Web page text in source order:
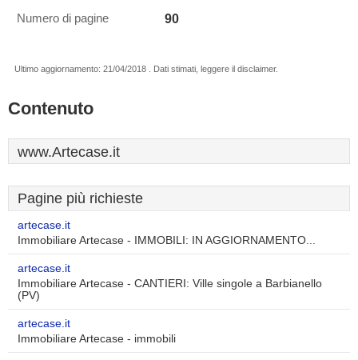
Numero di pagine 90
Ultimo aggiornamento: 21/04/2018 . Dati stimati, leggere il disclaimer.
Contenuto
www.Artecase.it
Pagine più richieste
artecase.it
Immobiliare Artecase - IMMOBILI: IN AGGIORNAMENTO...
artecase.it
Immobiliare Artecase - CANTIERI: Ville singole a Barbianello
(PV)
artecase.it
Immobiliare Artecase - immobili